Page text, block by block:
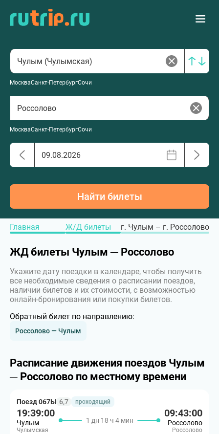
МоскваСанкт-ПетербургСочи
МоскваСанкт-ПетербургСочи
Найти билеты
Главная Ж/Д билеты г. Чулым – г. Россолово
ЖД билеты Чулым ─ Россолово
Укажите дату поездки в календаре, чтобы получить
все необходимые сведения о расписании поездов,
наличии билетов и их стоимости, с возможностью
онлайн-бронирования или покупки билетов.
Обратный билет по направлению:
Россолово — Чулым
Расписание движения поездов Чулым
─ Россолово по местному времени
Поезд 067Ы 6,7 проходящий
19:39:00
Чулым
Чулымская
1 дн 18 ч 4 мин
09:43:00
Россолово
Россолово